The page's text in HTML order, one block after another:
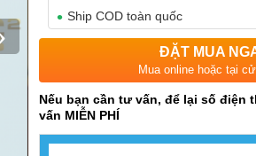
Ship COD toàn quốc
ĐẶT MUA
Mua online hoặc tại
Nếu bạn cần tư vấn, để lại số điện
vấn MIỄN PHÍ